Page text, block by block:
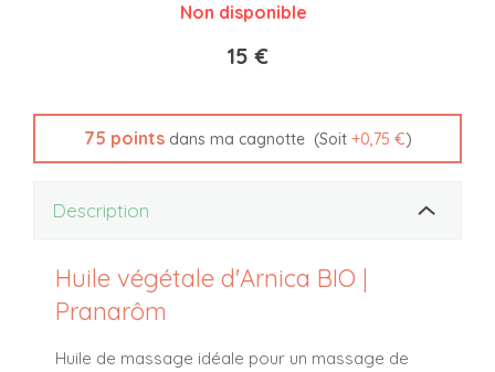
Non disponible
15 €
75 pointsdans ma cagnotte (Soit +0,75 €)
Description
Huile végétale d'Arnica BIO |
Pranarôm
Huile de massage idéale pour un massage de